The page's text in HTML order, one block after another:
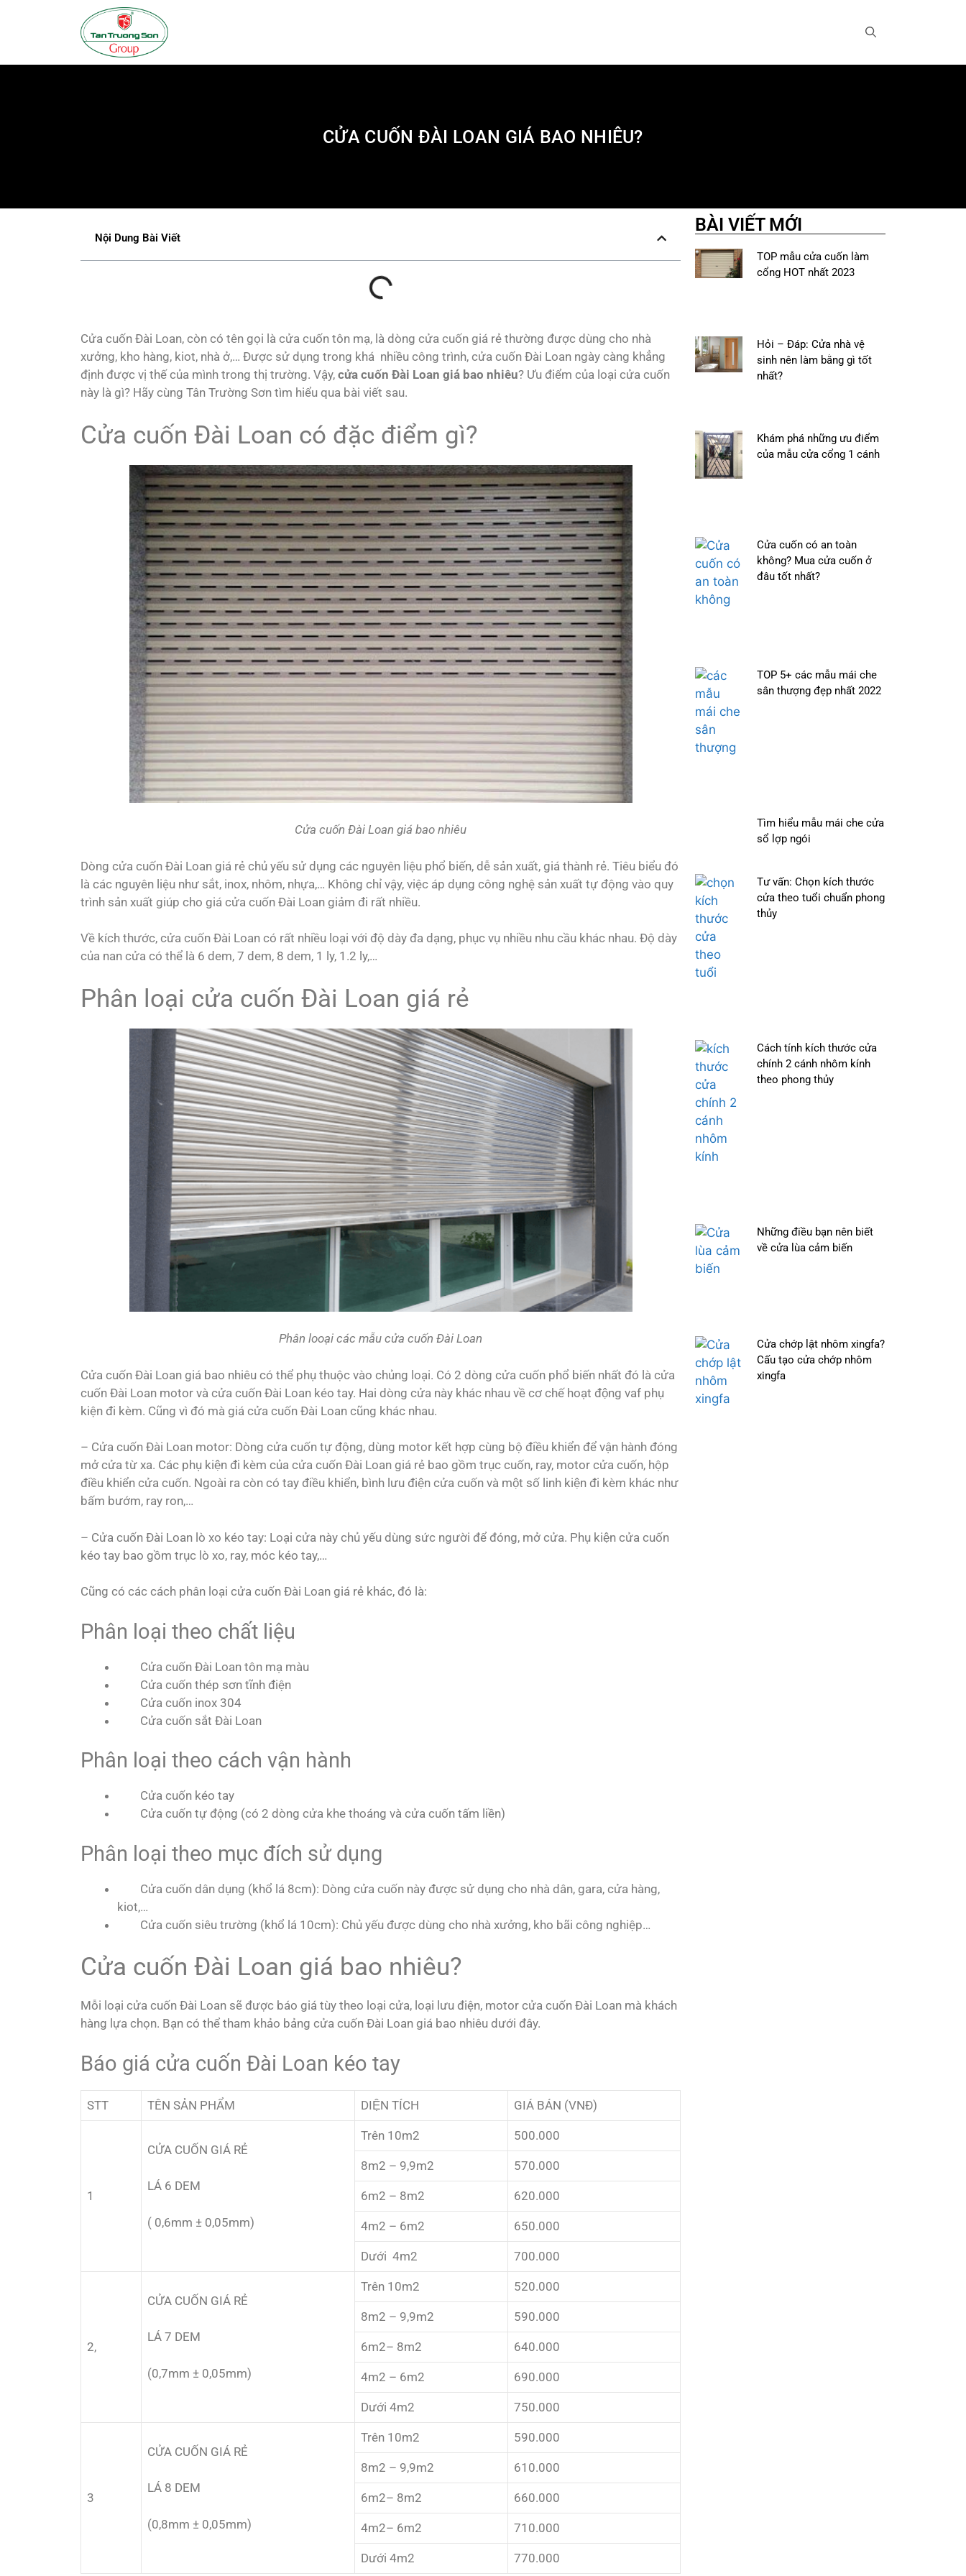
CỬA CUỐN ĐÀI LOAN GIÁ BAO NHIÊU?
Nội Dung Bài Viết
Cửa cuốn Đài Loan, còn có tên gọi là cửa cuốn tôn mạ, là dòng cửa cuốn giá rẻ thường được dùng cho nhà
xưởng, kho hàng, kiot, nhà ở,… Được sử dụng trong khá nhiều công trình, cửa cuốn Đài Loan ngày càng khẳng
định được vị thế của mình trong thị trường. Vậy, cửa cuốn Đài Loan giá bao nhiêu? Ưu điểm của loại cửa cuốn
này là gì? Hãy cùng Tân Trường Sơn tìm hiểu qua bài viết sau.
Cửa cuốn Đài Loan có đặc điểm gì?
Cửa cuốn Đài Loan giá bao nhiêu
Dòng cửa cuốn Đài Loan giá rẻ chủ yếu sử dụng các nguyên liệu phổ biến, dễ sản xuất, giá thành rẻ. Tiêu biểu đó
là các nguyên liệu như sắt, inox, nhôm, nhựa,… Không chỉ vậy, việc áp dụng công nghệ sản xuất tự động vào quy
trình sản xuất giúp cho giá cửa cuốn Đài Loan giảm đi rất nhiều.
Về kích thước, cửa cuốn Đài Loan có rất nhiều loại với độ dày đa dạng, phục vụ nhiều nhu cầu khác nhau. Độ dày
của nan cửa có thể là 6 dem, 7 dem, 8 dem, 1 ly, 1.2 ly,…
Phân loại cửa cuốn Đài Loan giá rẻ
Phân looại các mẫu cửa cuốn Đài Loan
Cửa cuốn Đài Loan giá bao nhiêu có thể phụ thuộc vào chủng loại. Có 2 dòng cửa cuốn phổ biến nhất đó là cửa
cuốn Đài Loan motor và cửa cuốn Đài Loan kéo tay. Hai dòng cửa này khác nhau về cơ chế hoạt động vaf phụ
kiện đi kèm. Cũng vì đó mà giá cửa cuốn Đài Loan cũng khác nhau.
– Cửa cuốn Đài Loan motor: Dòng cửa cuốn tự động, dùng motor kết hợp cùng bộ điều khiển để vận hành đóng
mở cửa từ xa. Các phụ kiện đi kèm của cửa cuốn Đài Loan giá rẻ bao gồm trục cuốn, ray, motor cửa cuốn, hộp
điều khiển cửa cuốn. Ngoài ra còn có tay điều khiển, bình lưu điện cửa cuốn và một số linh kiện đi kèm khác như
bấm bướm, ray ron,…
– Cửa cuốn Đài Loan lò xo kéo tay: Loại cửa này chủ yếu dùng sức người để đóng, mở cửa. Phụ kiện cửa cuốn
kéo tay bao gồm trục lò xo, ray, móc kéo tay,…
Cũng có các cách phân loại cửa cuốn Đài Loan giá rẻ khác, đó là:
Phân loại theo chất liệu
Cửa cuốn Đài Loan tôn mạ màu
Cửa cuốn thép sơn tĩnh điện
Cửa cuốn inox 304
Cửa cuốn sắt Đài Loan
Phân loại theo cách vận hành
Cửa cuốn kéo tay
Cửa cuốn tự động (có 2 dòng cửa khe thoáng và cửa cuốn tấm liền)
Phân loại theo mục đích sử dụng
Cửa cuốn dân dụng (khổ lá 8cm): Dòng cửa cuốn này được sử dụng cho nhà dân, gara, cửa hàng,
kiot,…
Cửa cuốn siêu trường (khổ lá 10cm): Chủ yếu được dùng cho nhà xưởng, kho bãi công nghiệp…
Cửa cuốn Đài Loan giá bao nhiêu?
Mỗi loại cửa cuốn Đài Loan sẽ được báo giá tùy theo loại cửa, loại lưu điện, motor cửa cuốn Đài Loan mà khách
hàng lựa chọn. Bạn có thể tham khảo bảng cửa cuốn Đài Loan giá bao nhiêu dưới đây.
Báo giá cửa cuốn Đài Loan kéo tay
STT TÊN SẢN PHẨM DIỆN TÍCH GIÁ BÁN (VNĐ)
1
CỬA CUỐN GIÁ RẺ
LÁ 6 DEM
( 0,6mm ± 0,05mm)
Trên 10m2 500.000
8m2 – 9,9m2 570.000
6m2 – 8m2 620.000
4m2 – 6m2 650.000
Dưới 4m2 700.000
2,
CỬA CUỐN GIÁ RẺ
LÁ 7 DEM
(0,7mm ± 0,05mm)
Trên 10m2 520.000
8m2 – 9,9m2 590.000
6m2– 8m2 640.000
4m2 – 6m2 690.000
Dưới 4m2 750.000
3
CỬA CUỐN GIÁ RẺ
LÁ 8 DEM
(0,8mm ± 0,05mm)
Trên 10m2 590.000
8m2 – 9,9m2 610.000
6m2– 8m2 660.000
4m2– 6m2 710.000
Dưới 4m2 770.000
BÀI VIẾT MỚI
TOP mẫu cửa cuốn làm
cổng HOT nhất 2023
Hỏi – Đáp: Cửa nhà vệ
sinh nên làm bằng gì tốt
nhất?
Khám phá những ưu điểm
của mẫu cửa cổng 1 cánh
Cửa cuốn có an toàn
không? Mua cửa cuốn ở
đâu tốt nhất?
TOP 5+ các mẫu mái che
sân thượng đẹp nhất 2022
Tìm hiểu mẫu mái che cửa
sổ lợp ngói
Tư vấn: Chọn kích thước
cửa theo tuổi chuẩn phong
thủy
Cách tính kích thước cửa
chính 2 cánh nhôm kính
theo phong thủy
Những điều bạn nên biết
về cửa lùa cảm biến
Cửa chớp lật nhôm xingfa?
Cấu tạo cửa chớp nhôm
xingfa